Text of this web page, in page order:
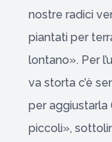
nostre radici
piantati per
lontano». Per
va storta c’è
per aggiustarla
piccoli»,